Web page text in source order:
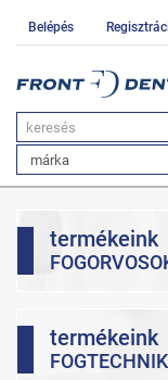
Belépés
termékeink
termékeink